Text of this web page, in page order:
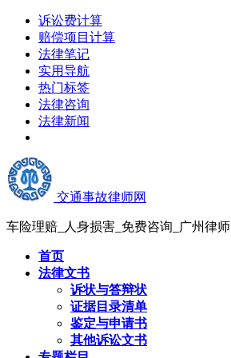
诉讼费计算
赔偿项目计算
法律笔记
实用导航
热门标签
法律咨询
法律新闻
交通事故律师网
车险理赔_人身损害_免费咨询_广州律师
首页
法律文书
诉状与答辩状
证据目录清单
鉴定与申请书
其他诉讼文书